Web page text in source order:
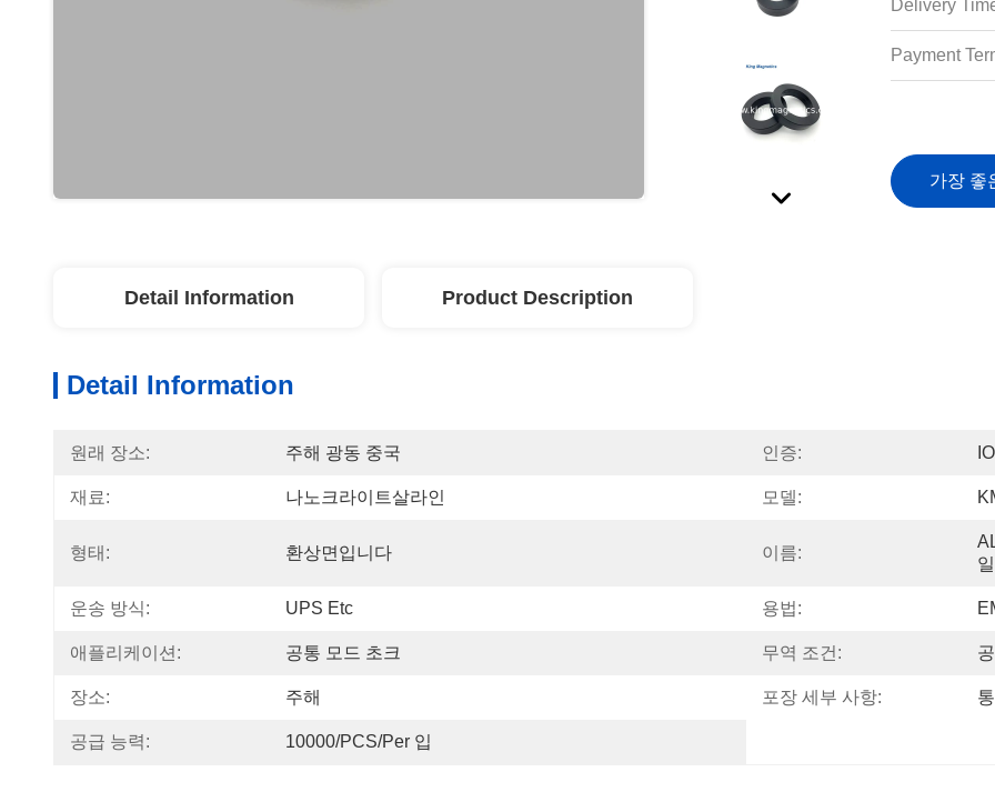
Delivery
Payment
가장 좋
Detail Information Product Description
Detail Information
원래 장소: 주해 광동 중국 인증:
재료: 나노크라이트살라인 모델:
형태: 환상면입니다 이름:
운송 방식: UPS Etc 용법:
애플리케이션: 공통 모드 초크 무역 조건:
장소: 주해 포장 세부 사항: 통
공급 능력: 10000/PCS/Per 입